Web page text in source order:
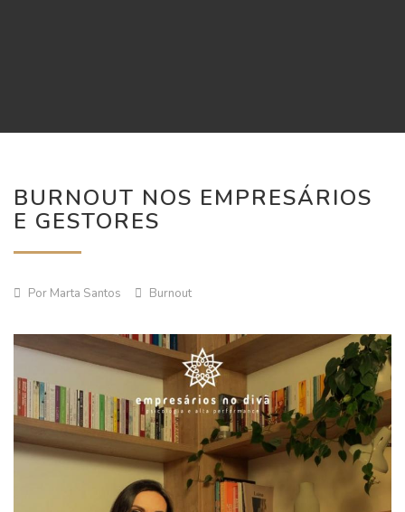
BURNOUT NOS EMPRESÁRIOS
E GESTORES
Por Marta Santos Burnout